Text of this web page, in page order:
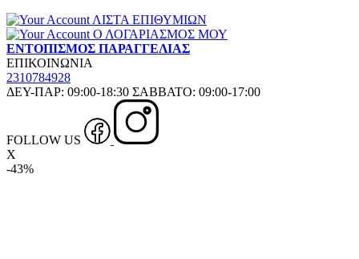
ΛΙΣΤΑ ΕΠΙΘΥΜΙΩΝ
Ο ΛΟΓΑΡΙΑΣΜΟΣ ΜΟΥ
ΕΝΤΟΠΙΣΜΟΣ ΠΑΡΑΓΓΕΛΙΑΣ
ΕΠΙΚΟΙΝΩΝΙΑ
2310784928
ΔΕΥ-ΠΑΡ: 09:00-18:30 ΣΑΒΒΑΤΟ: 09:00-17:00
FOLLOW US
X
-43%